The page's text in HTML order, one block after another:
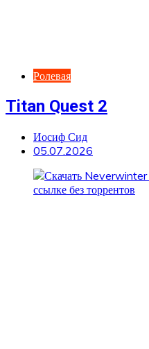
Ролевая
Titan Quest 2
Иосиф Сид
05.07.2026